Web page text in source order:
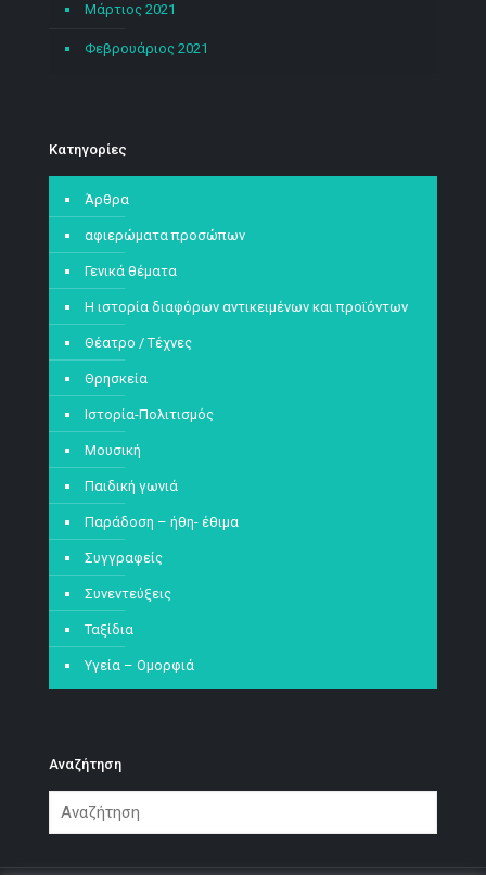
Μάρτιος 2021
Φεβρουάριος 2021
Kατηγορίες
Άρθρα
αφιερώματα προσώπων
Γενικά θέματα
Η ιστορία διαφόρων αντικειμένων και προϊόντων
Θέατρο / Τέχνες
Θρησκεία
Ιστορία-Πολιτισμός
Μουσική
Παιδική γωνιά
Παράδοση – ήθη- έθιμα
Συγγραφείς
Συνεντεύξεις
Ταξίδια
Υγεία – Ομορφιά
Αναζήτηση